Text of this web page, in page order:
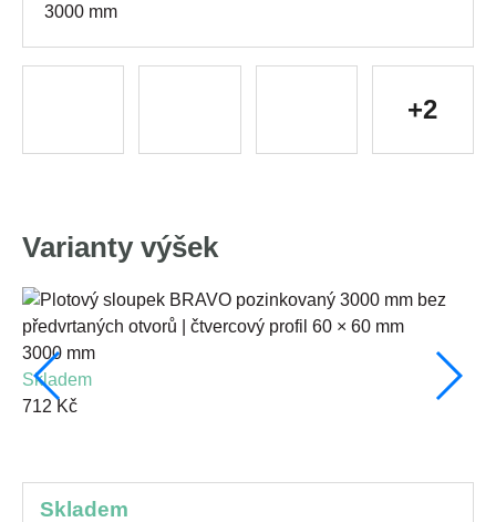
3000 mm
+2
Varianty výšek
3000 mm
skladem
712 Kč
skladem